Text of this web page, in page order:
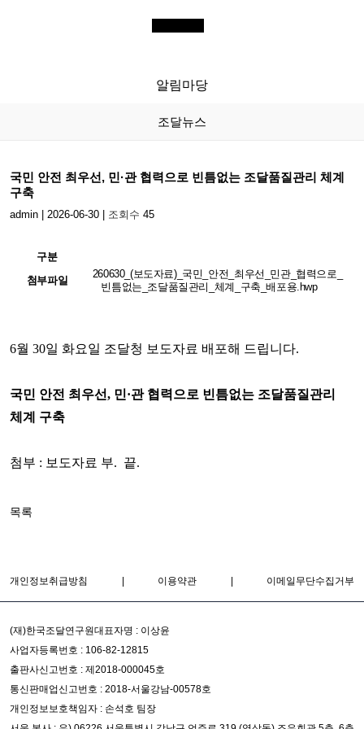
KIP
알림마당
조달뉴스
국민 안전 최우선, 민·관 협력으로 빈틈없는 조달품질관리 체계
구축
admin 2026-06-30 조회수 45
구분
첨부파일
260630_(보도자료)_국민_안전_최우선_민관_협력으로_
빈틈없는_조달품질관리_체계_구축_배포용.hwp
6월 30일 화요일 조달청 보도자료 배포해 드립니다.
국민 안전 최우선, 민·관 협력으로 빈틈없는 조달품질관리
체계 구축
첨부 : 보도자료 부. 끝.
목록
개인정보취급방침 | 이용약관 | 이메일무단수집거부
(재)한국조달연구원대표자명 : 이상윤
사업자등록번호 : 106-82-12815
출판사신고번호 : 제2018-000045호
통신판매업신고번호 : 2018-서울강남-00578호
개인정보보호책임자 : 손석호 팀장